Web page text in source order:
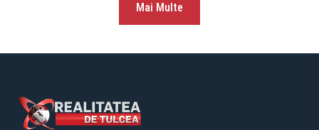
Mai Multe